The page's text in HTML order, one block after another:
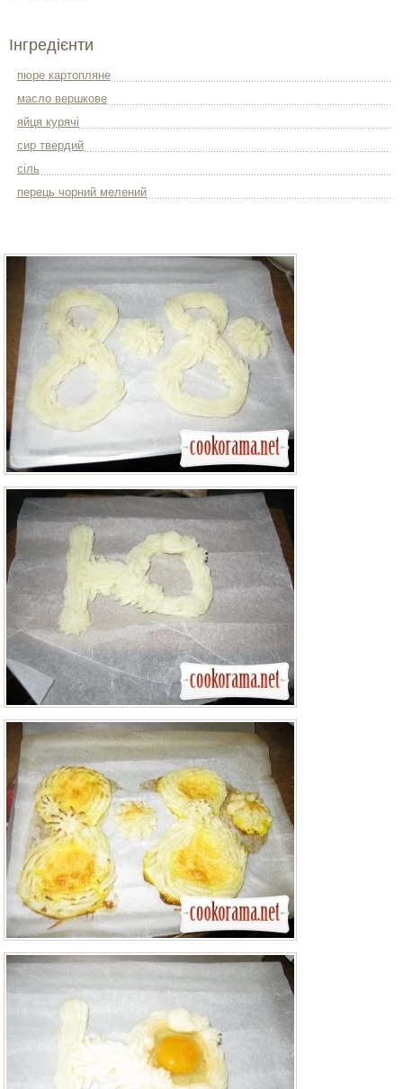
Інгредієнти
пюре картопляне
масло вершкове
яйця курячі
сир твердий
сіль
перець чорний мелений